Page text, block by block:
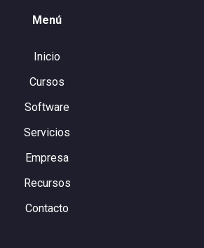
Menú
Inicio
Cursos
Software
Servicios
Empresa
Recursos
Contacto